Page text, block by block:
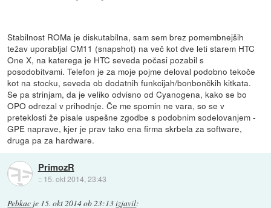
Stabilnost ROMa je diskutabilna, sam sem brez pomembnejših
težav uporabljal CM11 (snapshot) na več kot dve leti starem HTC
One X, na katerega je HTC seveda počasi pozabil s
posodobitvami. Telefon je za moje pojme deloval podobno tekoče
kot na stocku, seveda ob dodatnih funkcijah/bonbončkih kitkata.
Se pa strinjam, da je veliko odvisno od Cyanogena, kako se bo
OPO odrezal v prihodnje. Če me spomin ne vara, so se v
preteklosti že pisale uspešne zgodbe s podobnim sodelovanjem -
GPE naprave, kjer je prav tako ena firma skrbela za software,
druga pa za hardware.
PrimozR
:: 15. okt 2014, 23:43
Pebkac je 15. okt 2014 ob 23:13izjavil: